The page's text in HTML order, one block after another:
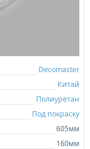
Decomaster
Китай
Полиуретан
Под покраску
605мм
160мм